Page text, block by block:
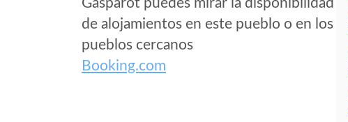
Gasparot puedes mirar la disponibilidad
de alojamientos en este pueblo o en los
pueblos cercanos
Booking.com